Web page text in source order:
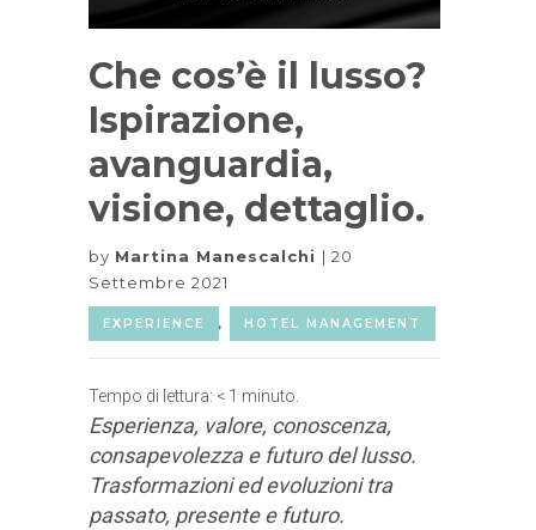
Che cos’è il lusso?
Ispirazione,
avanguardia,
visione, dettaglio.
by Martina Manescalchi
20
Settembre 2021
EXPERIENCE , HOTEL MANAGEMENT
Tempo di lettura: < 1 minuto.
Esperienza, valore, conoscenza,
consapevolezza e futuro del lusso.
Trasformazioni ed evoluzioni tra
passato, presente e futuro.